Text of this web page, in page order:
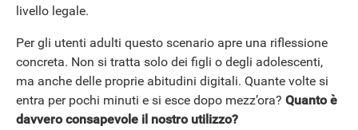
livello legale.
Per gli utenti adulti questo scenario apre una riflessione
concreta. Non si tratta solo dei figli o degli adolescenti,
ma anche delle proprie abitudini digitali. Quante volte si
entra per pochi minuti e si esce dopo mezz’ora? Quanto è
davvero consapevole il nostro utilizzo?